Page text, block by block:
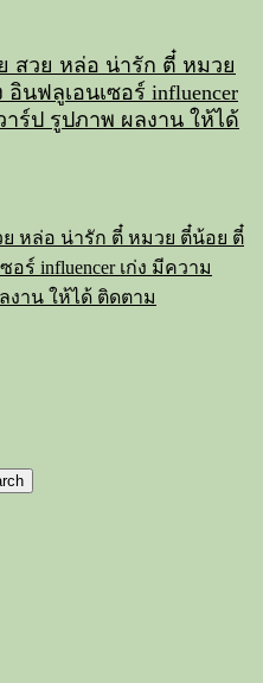
สวย หล่อ น่ารัก ตี๋ หมวย
ฟลูเอนเซอร์ influencer
ร์ป รูปภาพ ผลงาน ให้ได้
ย หล่อ น่ารัก ตี๋ หมวย ตี๋น้อย ตี๋
ร์ influencer เก่ง มีความ
งาน ให้ได้ ติดตาม